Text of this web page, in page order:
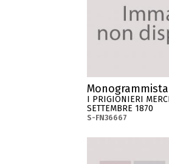
Monogrammista
I PRIGIONIERI
SETTEMBRE 1870
S-FN36667